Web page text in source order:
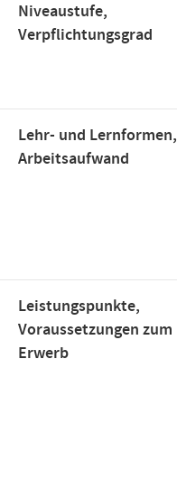
Niveaustufe,
Verpflichtungsgrad
Lehr- und Lernformen,
Arbeitsaufwand
Leistungspunkte,
Voraussetzungen zum
Erwerb